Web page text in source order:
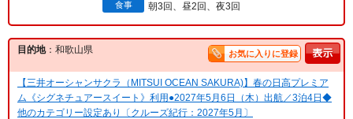
食事 朝3回、昼2回、夜3回
目的地：和歌山県 お気に入りに登録
【三井オーシャンサクラ（MITSUI OCEAN SAKURA)】春の日高プレミア
ム《シグネチュアースイート》利用●2027年5月6日（木）出航／3泊4日◆
他のカテゴリー設定あり〔クルーズ紀行：2027年5月〕